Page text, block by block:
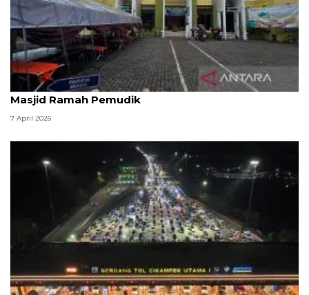
Kemenag: 3,5 juta orang manfaatkan layanan
Masjid Ramah Pemudik
7 April 2026